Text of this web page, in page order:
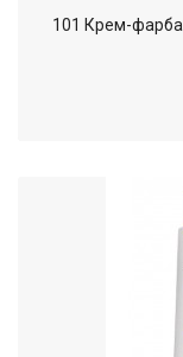
101 Крем-фарба